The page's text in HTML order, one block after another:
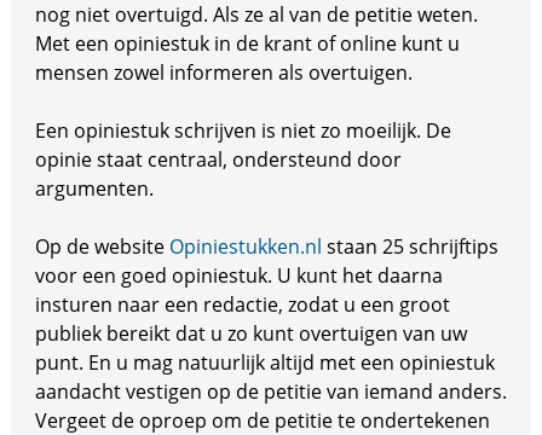
nog niet overtuigd. Als ze al van de petitie weten.
Met een opiniestuk in de krant of online kunt u
mensen zowel informeren als overtuigen.
Een opiniestuk schrijven is niet zo moeilijk. De
opinie staat centraal, ondersteund door
argumenten.
Op de website Opiniestukken.nl staan 25 schrijftips
voor een goed opiniestuk. U kunt het daarna
insturen naar een redactie, zodat u een groot
publiek bereikt dat u zo kunt overtuigen van uw
punt. En u mag natuurlijk altijd met een opiniestuk
aandacht vestigen op de petitie van iemand anders.
Vergeet de oproep om de petitie te ondertekenen